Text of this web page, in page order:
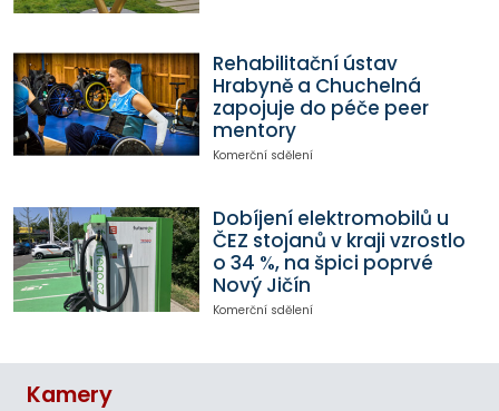
Rehabilitační ústav
Hrabyně a Chuchelná
zapojuje do péče peer
mentory
Komerční sdělení
Dobíjení elektromobilů u
ČEZ stojanů v kraji vzrostlo
o 34 %, na špici poprvé
Nový Jičín
Komerční sdělení
Kamery